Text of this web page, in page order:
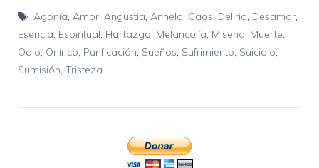
Etiquetas
Agonía, Amor, Angustia, Anhelo, Caos, Delirio, Desamor,
Esencia, Espiritual, Hartazgo, Melancolía, Miseria, Muerte,
Odio, Onírico, Purificación, Sueños, Sufrimiento, Suicidio,
Sumisión, Tristeza